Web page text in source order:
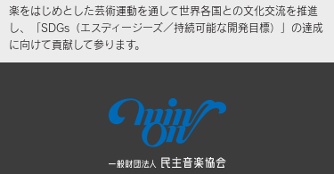
楽をはじめとした芸術運動を通して世界各国との文化交流を推進
し、「SDGs（エスディージーズ／持続可能な開発目標）」の達成
に向けて貢献して参ります。